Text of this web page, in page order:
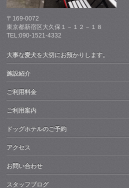
〒169-0072
東京都新宿区大久保１－１２－１８
TEL:090-1521-4332
大事な愛犬を大切にお預かりします。
施設紹介
ご利用料金
ご利用案内
ドッグホテルのご予約
アクセス
お問い合わせ
スタッフブログ